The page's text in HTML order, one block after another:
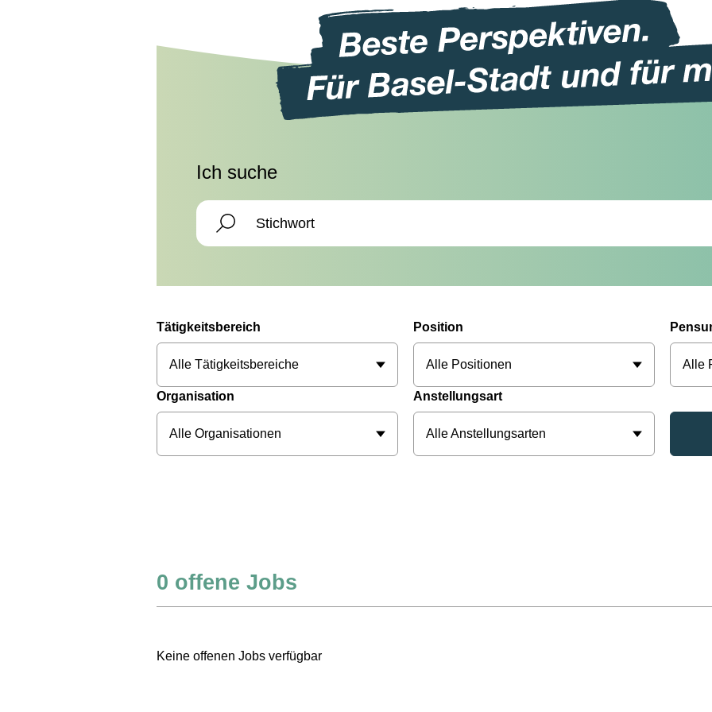
Ich suche
Tätigkeitsbereich
Alle Tätigkeitsbereiche
Position
Alle Positionen Alle
Organisation
Alle Organisationen
Anstellungsart
Alle Anstellungsarten
0 offene Jobs
Keine offenen Jobs verfügbar